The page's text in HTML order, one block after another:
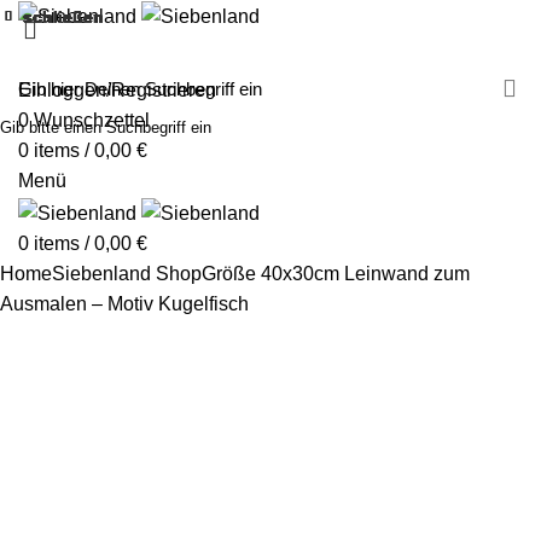
Einloggen/Registrieren
0Wunschzettel
0 items / 0,00 €
Menü
0 items / 0,00 €
HomeSiebenland ShopGröße 40x30cm Leinwand zum
Ausmalen – Motiv Kugelfisch
schließen
schließen
schließen
schließen
schließen
schließen
schließen
schließen
schließen
schließen
schließen
schließen
schließen
schließen
schließen
schließen
schließen
schließen
Gib bitte einen Suchbegriff ein